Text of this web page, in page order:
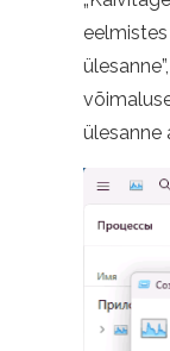
eelmistes
ülesanne